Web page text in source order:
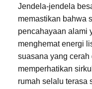
Jendela-jendela
memastikan bahwa
pencahayaan alami
menghemat energi
suasana yang
memperhatikan
rumah selalu terasa